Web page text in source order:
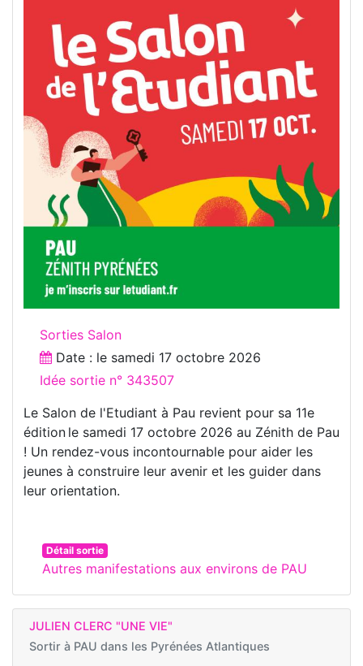
Sorties Salon
Date : le samedi 17 octobre 2026
Idée sortie n° 343507
Le Salon de l'Etudiant à Pau revient pour sa 11e
édition le samedi 17 octobre 2026 au Zénith de Pau
! Un rendez-vous incontournable pour aider les
jeunes à construire leur avenir et les guider dans
leur orientation.
Détail sortie
Autres manifestations aux environs de PAU
JULIEN CLERC "UNE VIE"
Sortir à PAU dans les Pyrénées Atlantiques